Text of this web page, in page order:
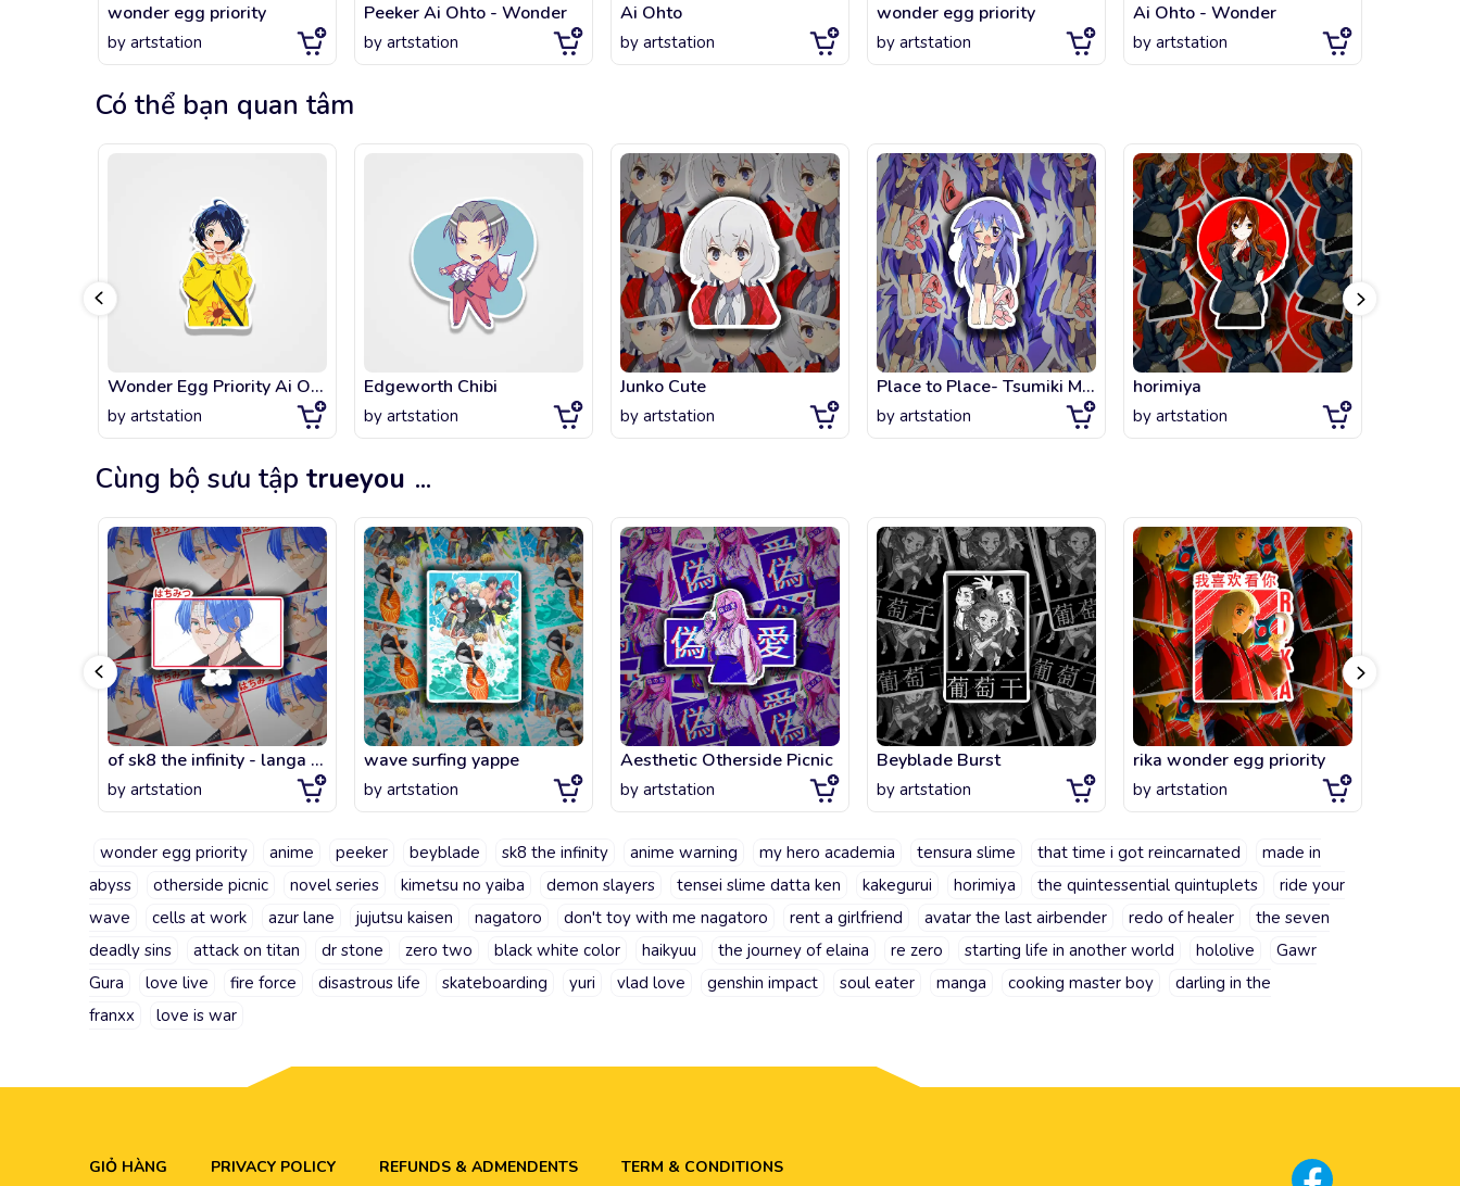
wonder egg priority
by artstation
Peeker Ai Ohto - Wonder
by artstation
Ai Ohto
by artstation
wonder egg priority
by artstation
Ai Ohto - Wonder
by artstation
Có thể bạn quan tâm
Wonder Egg Priority Ai Ohto
by artstation
Edgeworth Chibi
by artstation
Junko Cute
by artstation
Place to Place- Tsumiki Miniwa Yawing
by artstation
horimiya
by artstation
Cùng bộ sưu tập trueyou ...
of sk8 the infinity - langa - anime
by artstation
wave surfing yappe
by artstation
Aesthetic Otherside Picnic
by artstation
Beyblade Burst
by artstation
rika wonder egg priority
by artstation
wonder egg priority anime peeker beyblade sk8 the infinity anime warning my hero academia tensura slime that time i got reincarnated
made in
abyss
otherside picnic novel series kimetsu no yaiba demon slayers tensei slime datta ken kakegurui horimiya the quintessential quintuplets
ride your
wave
cells at work azur lane jujutsu kaisen nagatoro don't toy with me nagatoro rent a girlfriend avatar the last airbender redo of healer
the seven
deadly sins
attack on titan dr stone zero two black white color haikyuu the journey of elaina re zero starting life in another world hololive
Gawr
Gura
love live fire force disastrous life skateboarding yuri vlad love genshin impact soul eater manga cooking master boy
darling in the
franxx
love is war
GIỎ HÀNG PRIVACY POLICY REFUNDS & ADMENDENTS TERM & CONDITIONS